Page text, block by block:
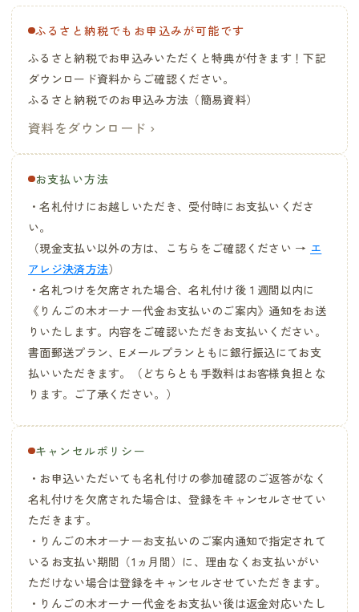
ふるさと納税でもお申込みが可能です
ふるさと納税でお申込みいただくと特典が付きます！下記
ダウンロード資料からご確認ください。
ふるさと納税でのお申込み方法（簡易資料）
資料をダウンロード ›
お支払い方法
・名札付けにお越しいただき、受付時にお支払いくださ
い。
（現金支払い以外の方は、こちらをご確認ください → エ
アレジ決済方法）
・名札つけを欠席された場合、名札付け後１週間以内に
《りんごの木オーナー代金お支払いのご案内》通知をお送
りいたします。内容をご確認いただきお支払いください。
書面郵送プラン、Eメールプランともに銀行振込にてお支
払いいただきます。（どちらとも手数料はお客様負担とな
ります。ご了承ください。）
キャンセルポリシー
・お申込いただいても名札付けの参加確認のご返答がなく
名札付けを欠席された場合は、登録をキャンセルさせてい
ただきます。
・りんごの木オーナーお支払いのご案内通知で指定されて
いるお支払い期間（1ヵ月間）に、理由なくお支払いがい
ただけない場合は登録をキャンセルさせていただきます。
・りんごの木オーナー代金をお支払い後は返金対応いたし